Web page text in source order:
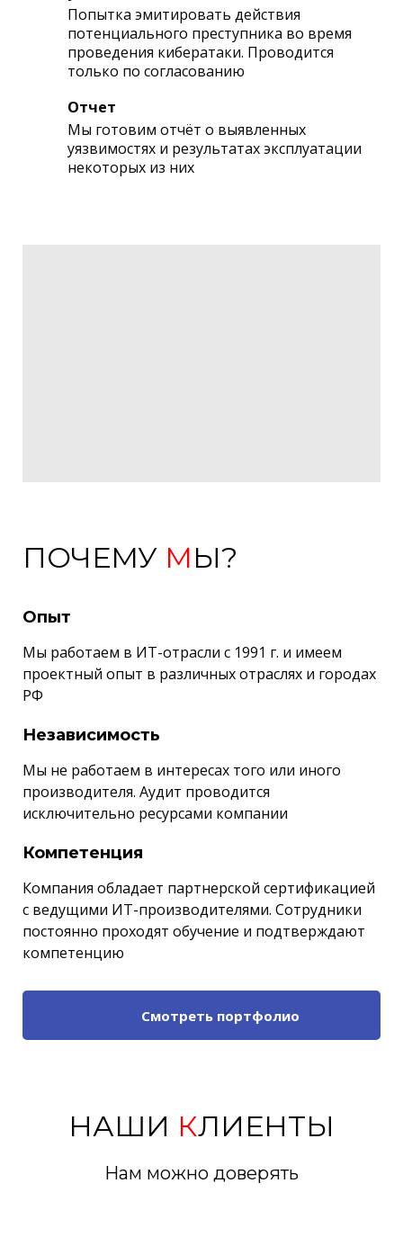
Попытка эмитировать действия
потенциального преступника во время
проведения кибератаки. Проводится
только по согласованию
Отчет
Мы готовим отчёт о выявленных
уязвимостях и результатах эксплуатации
некоторых из них
ПОЧЕМУ МЫ?
Опыт
Мы работаем в ИТ-отрасли с 1991 г. и имеем
проектный опыт в различных отраслях и городах
РФ
Независимость
Мы не работаем в интересах того или иного
производителя. Аудит проводится
исключительно ресурсами компании
Компетенция
Компания обладает партнерской сертификацией
с ведущими ИТ-производителями. Сотрудники
постоянно проходят обучение и подтверждают
компетенцию
Смотреть портфолио
НАШИ КЛИЕНТЫ
Нам можно доверять